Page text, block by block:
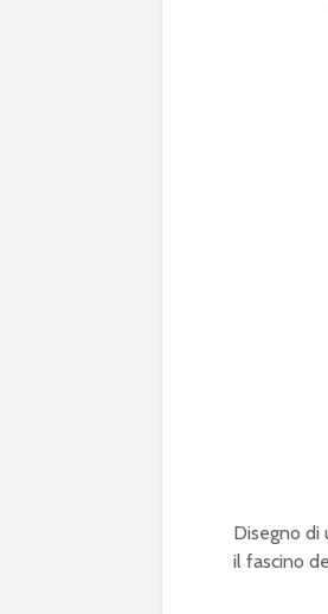
Disegno di
il fascino